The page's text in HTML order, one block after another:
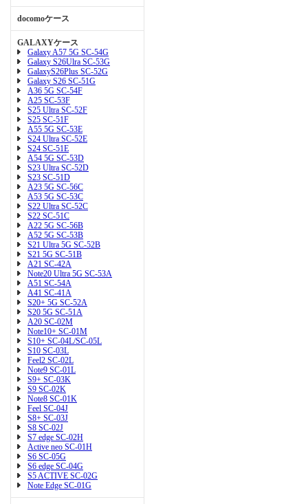
docomoケース
GALAXYケース
Galaxy A57 5G SC-54G
Galaxy S26Ulra SC-53G
GalaxyS26Plus SC-52G
Galaxy S26 SC-51G
A36 5G SC-54F
A25 SC-53F
S25 Ultra SC-52F
S25 SC-51F
A55 5G SC-53E
S24 Ultra SC-52E
S24 SC-51E
A54 5G SC-53D
S23 Ultra SC-52D
S23 SC-51D
A23 5G SC-56C
A53 5G SC-53C
S22 Ultra SC-52C
S22 SC-51C
A22 5G SC-56B
A52 5G SC-53B
S21 Ultra 5G SC-52B
S21 5G SC-51B
A21 SC-42A
Note20 Ultra 5G SC-53A
A51 SC-54A
A41 SC-41A
S20+ 5G SC-52A
S20 5G SC-51A
A20 SC-02M
Note10+ SC-01M
S10+ SC-04L/SC-05L
S10 SC-03L
Feel2 SC-02L
Note9 SC-01L
S9+ SC-03K
S9 SC-02K
Note8 SC-01K
Feel SC-04J
S8+ SC-03J
S8 SC-02J
S7 edge SC-02H
Active neo SC-01H
S6 SC-05G
S6 edge SC-04G
S5 ACTIVE SC-02G
Note Edge SC-01G